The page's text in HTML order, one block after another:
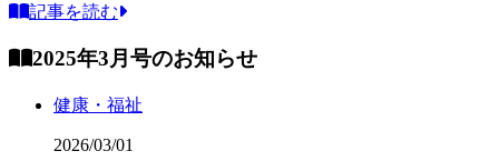
記事を読む
2025年3月号のお知らせ
健康・福祉
2026/03/01